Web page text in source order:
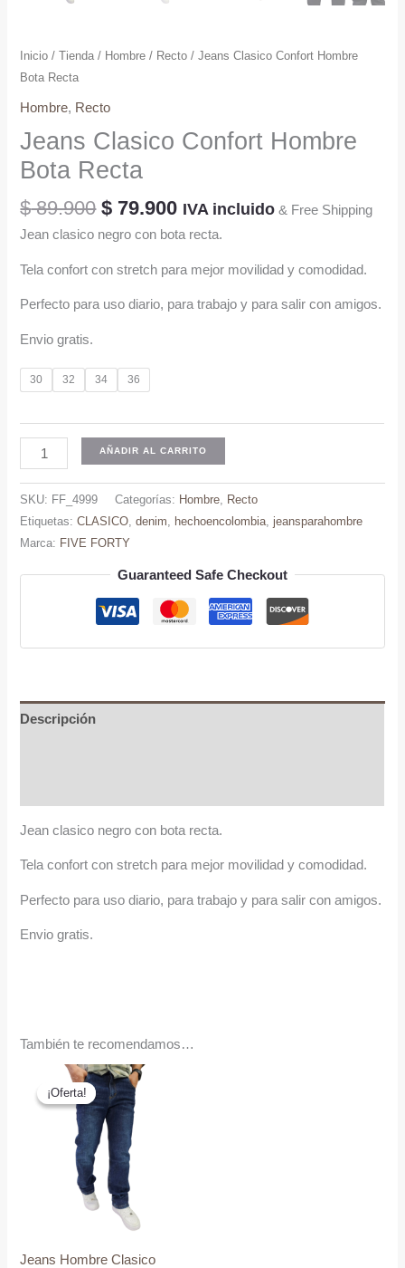
Inicio /Tienda / Hombre / Recto / Jeans Clasico Confort Hombre
Bota Recta
Hombre, Recto
Jeans Clasico Confort Hombre
Bota Recta
$89.900 El
precio
era:
$ 89.900.
$ 79.900El
precio
es:
$ 79.900.
IVA incluido & Free Shipping
Jean clasico negro con bota recta.
Tela confort con stretch para mejor movilidad y comodidad.
Perfecto para uso diario, para trabajo y para salir con amigos.
Envio gratis.
30 32 34 36
Jeans
Clasico
cantidad
AÑADIR AL CARRITO
SKU: FF_4999 Categorías: Hombre, Recto
Etiquetas:CLASICO,denim, hechoencolombia, jeansparahombre
Marca: FIVE FORTY
Guaranteed Safe Checkout
Descripción
Jean clasico negro con bota recta.
Tela confort con stretch para mejor movilidad y comodidad.
Perfecto para uso diario, para trabajo y para salir con amigos.
Envio gratis.
También te recomendamos…
¡Oferta!
¡Oferta!
Jeans Hombre Clasico